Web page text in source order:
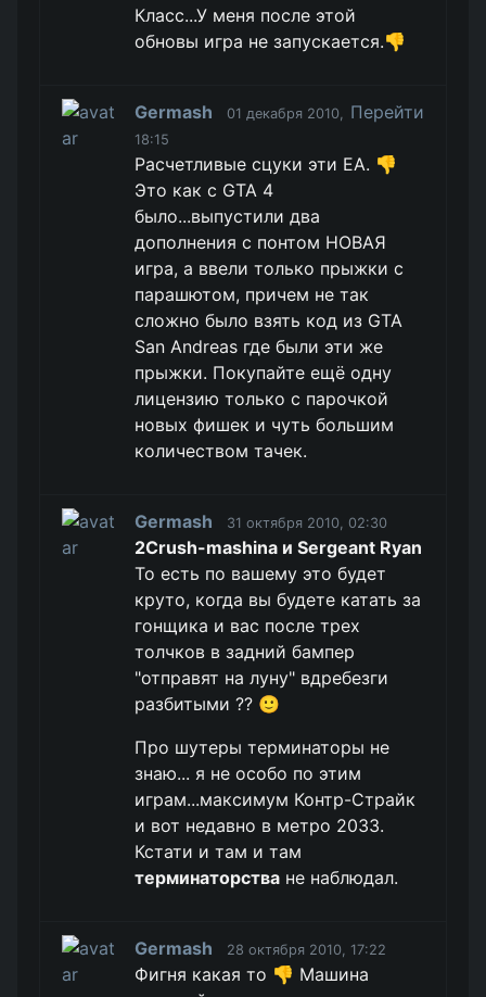
Класс...У меня после этой
обновы игра не запускается.👎
Germash
01 декабря 2010,
18:15
Перейти
Расчетливые сцуки эти EA. 👎
Это как с GTA 4
было...выпустили два
дополнения с понтом НОВАЯ
игра, а ввели только прыжки с
парашютом, причем не так
сложно было взять код из GTA
San Andreas где были эти же
прыжки. Покупайте ещё одну
лицензию только с парочкой
новых фишек и чуть большим
количеством тачек.
Germash 31 октября 2010, 02:30
2Crush-mashina и Sergeant Ryan
То есть по вашему это будет
круто, когда вы будете катать за
гонщика и вас после трех
толчков в задний бампер
"отправят на луну" вдребезги
разбитыми ?? 🙂
Про шутеры терминаторы не
знаю... я не особо по этим
играм...максимум Контр-Страйк
и вот недавно в метро 2033.
Кстати и там и там
терминаторства не наблюдал.
Germash 28 октября 2010, 17:22
Фигня какая то 👎 Машина